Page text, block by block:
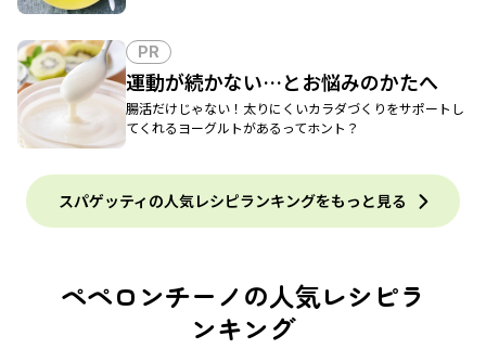
PR
運動が続かない…とお悩みのかたへ
腸活だけじゃない！太りにくいカラダづくりをサポートし
てくれるヨーグルトがあるってホント？
スパゲッティの人気レシピランキングをもっと見る
ペペロンチーノの人気レシピラ
ンキング